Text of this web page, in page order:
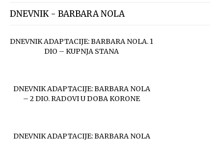
DNEVNIK - BARBARA NOLA
DNEVNIK ADAPTACIJE: BARBARA NOLA. 1
DIO – KUPNJA STANA
DNEVNIK ADAPTACIJE: BARBARA NOLA
– 2 DIO. RADOVI U DOBA KORONE
DNEVNIK ADAPTACIJE: BARBARA NOLA